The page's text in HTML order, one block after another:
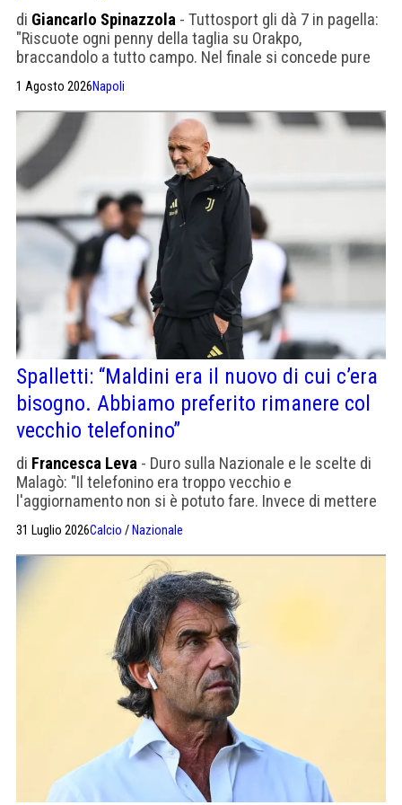
di Giancarlo Spinazzola - Tuttosport gli dà 7 in pagella:
"Riscuote ogni penny della taglia su Orakpo,
braccandolo a tutto campo. Nel finale si concede pure
giusto"
1 Agosto 2026Napoli
Spalletti: “Maldini era il nuovo di cui c’era
bisogno. Abbiamo preferito rimanere col
vecchio telefonino”
di Francesca Leva - Duro sulla Nazionale e le scelte di
Malagò: "Il telefonino era troppo vecchio e
l'aggiornamento non si è potuto fare. Invece di mettere
31 Luglio 2026Calcio / Nazionale